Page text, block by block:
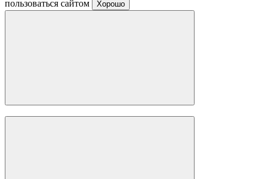
пользоваться сайтом
Хорошо